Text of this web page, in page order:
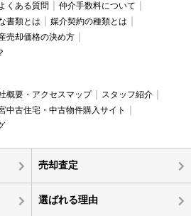
くある質問
仲介手数料について
書類とは
媒介契約の種類とは
売却価格の決め方
概要・アクセスマップ
スタッフ紹介
中古住宅・中古物件購入サイト
売却査定
選ばれる理由